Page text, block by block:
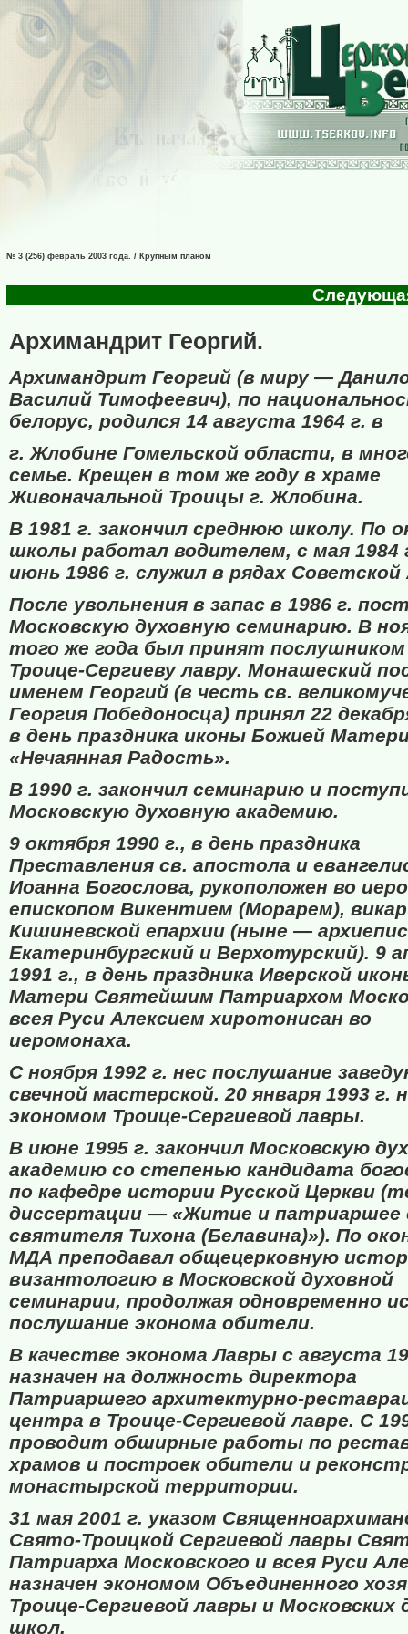
№ 3 (256) февраль 2003 года. / Крупным планом
Архимандрит Георгий.
Архимандрит Георгий (в миру —
Василий Тимофеевич), по
белорус, родился 14 августа 1964 г. в
г. Жлобине Гомельской области, в
семье. Крещен в том же году в храме
Живоначальной Троицы г. Жлобина.
В 1981 г. закончил среднюю школу. По
школы работал водителем, с мая 1984
июнь 1986 г. служил в рядах
После увольнения в запас в 1986 г.
Московскую духовную семинарию. В
того же года был принят
Троице-Сергиеву лавру. Монашеский
именем Георгий (в честь св.
Георгия Победоносца) принял 22
в день праздника иконы Божией
«Нечаянная Радость».
В 1990 г. закончил семинарию и
Московскую духовную академию.
9 октября 1990 г., в день праздника
Преставления св. апостола и
Иоанна Богослова, рукоположен во
епископом Викентием (Морарем),
Кишиневской епархии (ныне —
Екатеринбургский и Верхотурский). 9
1991 г., в день праздника Иверской
Матери Святейшим Патриархом
всея Руси Алексием хиротонисан во
иеромонаха.
С ноября 1992 г. нес послушание
свечной мастерской. 20 января 1993 г.
экономом Троице-Сергиевой лавры.
В июне 1995 г. закончил Московскую
академию со степенью кандидата
по кафедре истории Русской Церкви
диссертации — «Житие и патриаршее
святителя Тихона (Белавина)»). По
МДА преподавал общецерковную
византологию в Московской духовной
семинарии, продолжая одновременно
послушание эконома обители.
В качестве эконома Лавры с августа
назначен на должность директора
Патриаршего архитектурно-
центра в Троице-Сергиевой лавре. С
проводит обширные работы по
храмов и построек обители и
монастырской территории.
31 мая 2001 г. указом
Свято-Троицкой Сергиевой лавры
Патриарха Московского и всея Руси
назначен экономом Объединенного
Троице-Сергиевой лавры и Московских
школ.